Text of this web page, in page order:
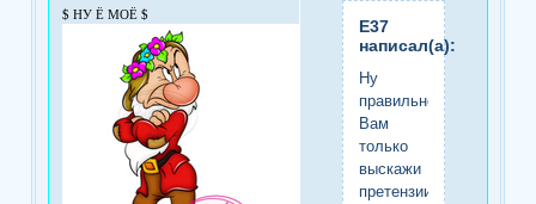
$ НУ Ё МОЁ $
Е37
написал(а):
Ну
правильно!
Вам
только
выскажи
претензии-